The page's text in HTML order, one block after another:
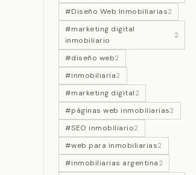
#Diseño Web Inmobiliarias2
#marketing digital
inmobiliario
2
#diseño web2
#inmobiliaria2
#marketing digital 2
#páginas web inmobiliarias2
#SEO inmobiliario2
#web para inmobiliarias2
#inmobiliarias argentina 2